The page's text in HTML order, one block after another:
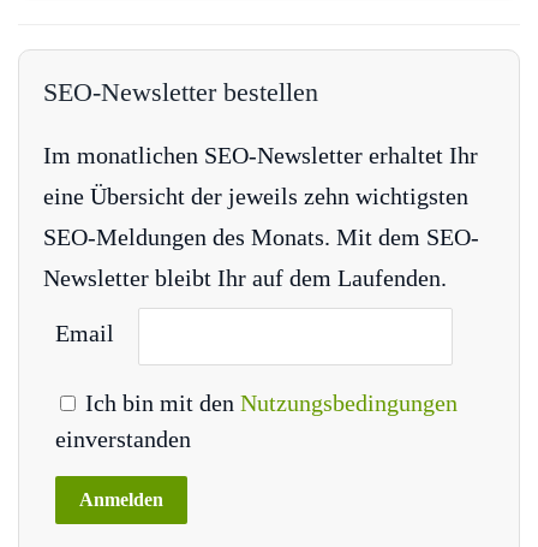
SEO-Newsletter bestellen
Im monatlichen SEO-Newsletter erhaltet Ihr
eine Übersicht der jeweils zehn wichtigsten
SEO-Meldungen des Monats. Mit dem SEO-
Newsletter bleibt Ihr auf dem Laufenden.
Email
Ich bin mit den Nutzungsbedingungen
einverstanden